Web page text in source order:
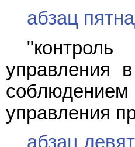
абзац
управления
управления
абзац